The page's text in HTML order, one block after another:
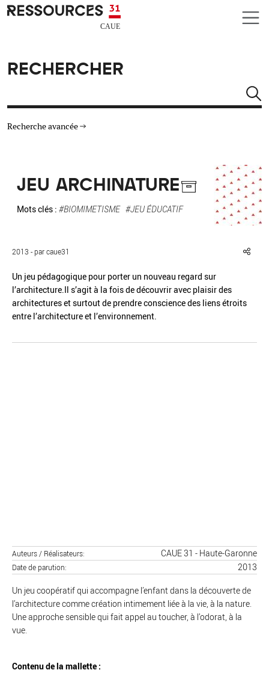
Aller au contenu principal
CAUE RESSOURCES 31
RECHERCHER
Recherche avancée
TYPE DE RESSOURCES
AUTRES CRITÈRES
JEU ARCHINATURE
Mots clés : #BIOMIMETISME #JEU ÉDUCATIF
2013 - par caue31
Un jeu pédagogique pour porter un nouveau regard sur
l’architecture.Il s’agit à la fois de découvrir avec plaisir des
architectures et surtout de prendre conscience des liens étroits
entre l’architecture et l’environnement.
Auteurs / Réalisateurs CAUE 31 - Haute-Garonne
Date de parution 2013
Un jeu coopératif qui accompagne l’enfant dans la découverte de
l’architecture comme création intimement liée à la vie, à la nature.
Une approche sensible qui fait appel au toucher, à l’odorat, à la
vue.
Contenu de la mallette :